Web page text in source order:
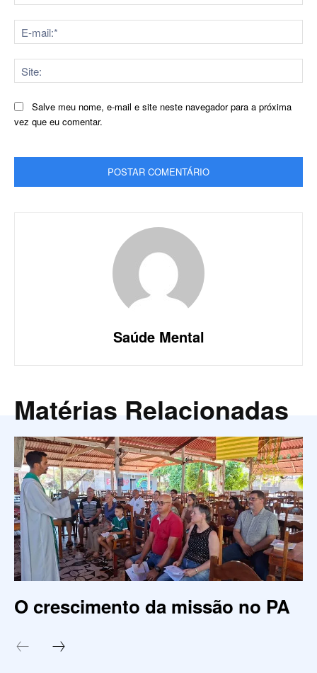
Salve meu nome, e-mail e site neste navegador para a próxima
vez que eu comentar.
Saúde Mental
Matérias Relacionadas
O crescimento da missão no PA